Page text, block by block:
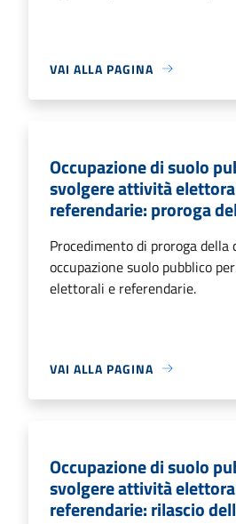
VAI ALLA PAGINA
Occupazione di suolo
svolgere attività
referendarie: proroga
Procedimento di proroga della
occupazione suolo pubblico
elettorali e referendarie.
VAI ALLA PAGINA
Occupazione di suolo
svolgere attività
referendarie: rilascio